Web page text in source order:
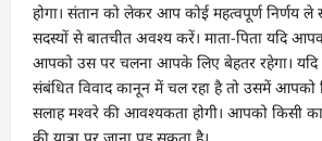
होगा। संतान को लेकर आप कोई महत्वपूर्ण
सदस्यों से बातचीत अवश्य करें। माता-पिता यदि
आपको उस पर चलना आपके लिए बेहतर रहेगा। यदि
संबंधित विवाद कानून में चल रहा है तो उसमें आपको
सलाह मश्वरे की आवश्यकता होगी। आपको किसी